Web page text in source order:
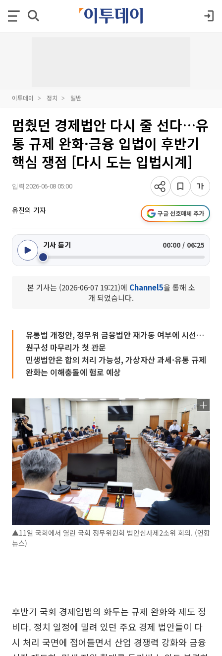
이투데이 정치 일반
멈췄던 경제법안 다시 줄 선다…유
통 규제 완화·금융 입법이 후반기
핵심 쟁점 [다시 도는 입법시계]
입력 2026-06-08 05:00
유진의 기자 구글 선호매체 추가
기사 듣기 00:00 / 06:25
본 기사는 (2026-06-07 19:21)에 Channel5을 통해 소
개 되었습니다.
유통법 개정안, 정무위 금융법안 재가동 여부에 시선…
원구성 마무리가 첫 관문
민생법안은 합의 처리 가능성, 가상자산 과세·유통 규제
완화는 이해충돌에 험로 예상
▲11일 국회에서 열린 국회 정무위원회 법안심사제2소위 회의. (연합
뉴스)
후반기 국회 경제입법의 화두는 규제 완화와 제도 정
비다. 정치 일정에 밀려 있던 주요 경제 법안들이 다
시 처리 국면에 접어들면서 산업 경쟁력 강화와 금융